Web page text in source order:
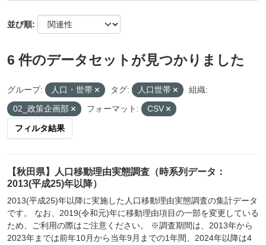
並び順
6 件のデータセットが見つかりました
グループ: 人口・世帯 タグ: 人口世帯
組織:
02_政策企画部
フォーマット: CSV
フィルタ結果
【秋田県】人口移動理由実態調査（時系列データ：
2013(平成25)年以降）
2013(平成25)年以降に実施した人口移動理由実態調査の集計データ
です。 なお、2019(令和元)年に移動理由項目の一部を変更している
ため、ご利用の際はご注意ください。 ※調査期間は、2013年から
2023年までは前年10月から当年9月までの1年間、2024年以降は4